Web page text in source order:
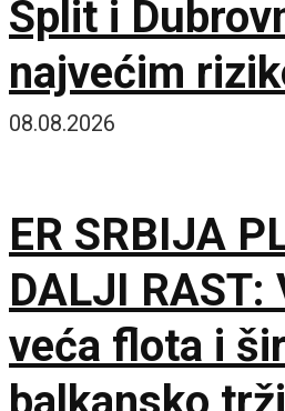
Split i
najvećim
08.08.2026
ER SRBIJA
DALJI RAST:
veća flota i